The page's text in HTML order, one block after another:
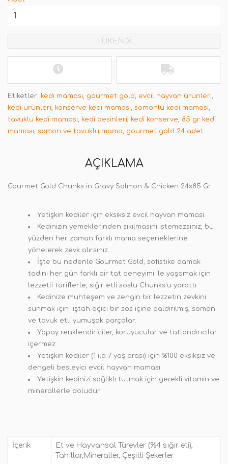
TÜKENDİ
Etiketler: kedi maması, gourmet gold, evcil hayvan ürünleri,
kedi ürünleri, konserve kedi maması, somonlu kedi maması,
tavuklu kedi maması, kedi besinleri, kedi konserve, 85 gr kedi
maması, somon ve tavuklu mama, gourmet gold 24 adet
AÇIKLAMA
Gourmet Gold Chunks in Gravy Salmon & Chicken 24x85 Gr
Yetişkin kediler için eksiksiz evcil hayvan maması.
Kedinizin yemeklerinden sıkılmasını istemezsiniz, bu
yüzden her zaman farklı mama seçeneklerine
yönelerek zevk alırsınız.
İşte bu nedenle Gourmet Gold, sofistike damak
tadını her gün farklı bir tat deneyimi ile yaşamak için
lezzetli tariflerle, sığır etli soslu Chunks'u yarattı.
Kedinize muhteşem ve zengin bir lezzetin zevkini
sunmak için iştah açıcı bir sos içine daldırılmış, somon
ve tavuk etli yumuşak parçalar.
Yapay renklendiriciler, koruyucular ve tatlandırıcılar
içermez.
Yetişkin kediler (1 ila 7 yaş arası) için %100 eksiksiz ve
dengeli besleyici evcil hayvan maması.
Yetişkin kedinizi sağlıklı tutmak için gerekli vitamin ve
minerallerle doludur.
İçerik
Et ve Hayvansal Türevler (%4 sığır eti),
Tahıllar,Mineraller, Çeşitli Şekerler